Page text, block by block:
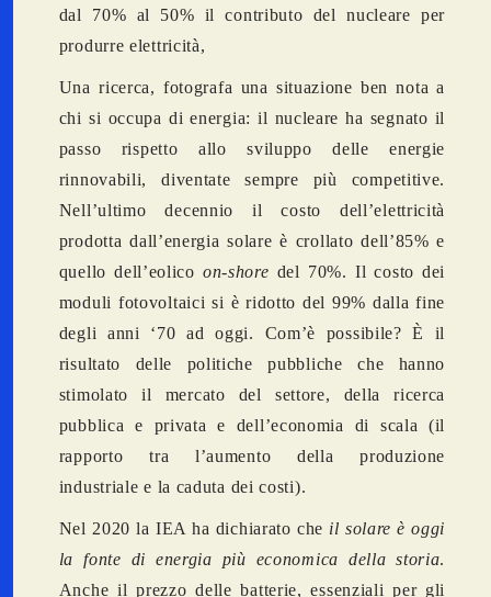
dal 70% al 50% il contributo del nucleare per
produrre elettricità,
Una ricerca, fotografa una situazione ben nota a
chi si occupa di energia: il nucleare ha segnato il
passo rispetto allo sviluppo delle energie
rinnovabili, diventate sempre più competitive.
Nell’ultimo decennio il costo dell’elettricità
prodotta dall’energia solare è crollato dell’85% e
quello dell’eolico on-shore del 70%. Il costo dei
moduli fotovoltaici si è ridotto del 99% dalla fine
degli anni ‘70 ad oggi. Com’è possibile? È il
risultato delle politiche pubbliche che hanno
stimolato il mercato del settore, della ricerca
pubblica e privata e dell’economia di scala (il
rapporto tra l’aumento della produzione
industriale e la caduta dei costi).
Nel 2020 la IEA ha dichiarato che il solare è oggi
la fonte di energia più economica della storia.
Anche il prezzo delle batterie, essenziali per gli